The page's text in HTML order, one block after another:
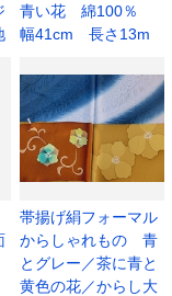
青い花 綿100％
幅41cm 長さ13m
帯揚げ絹フォーマル
からしゃれもの 青
とグレー／茶に青と
黄色の花／からし大